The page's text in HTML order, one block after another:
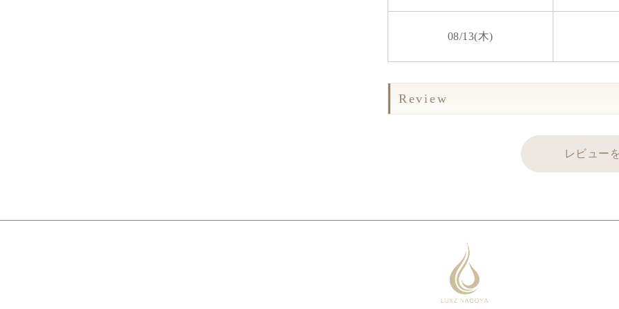
08/13(木)
Review
レビュー